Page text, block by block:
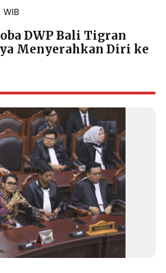
DWP Bali Tigran
Menyerahkan Diri ke